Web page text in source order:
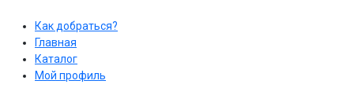
Как добраться?
Главная
Каталог
Мой профиль